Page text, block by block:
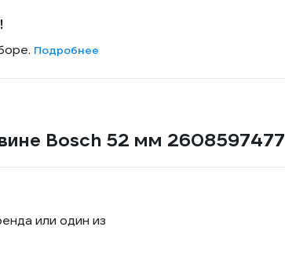
Подробнее
Bosch 52 мм 2608597477
или один из